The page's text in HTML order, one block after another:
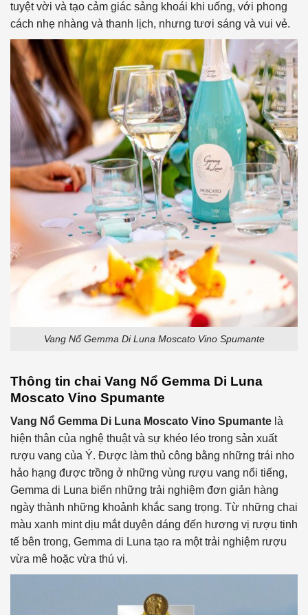
tuyệt vời và tạo cảm giác sảng khoái khi uống, với phong
cách nhẹ nhàng và thanh lịch, nhưng tươi sáng và vui vẻ.
Vang Nổ Gemma Di Luna Moscato Vino Spumante
Thông tin chai Vang Nổ Gemma Di Luna
Moscato Vino Spumante
Vang Nổ Gemma Di Luna Moscato Vino Spumante là
hiện thân của nghệ thuật và sự khéo léo trong sản xuất
rượu vang của Ý. Được làm thủ công bằng những trái nho
hảo hạng được trồng ở những vùng rượu vang nổi tiếng,
Gemma di Luna biến những trải nghiệm đơn giản hàng
ngày thành những khoảnh khắc sang trọng. Từ những chai
màu xanh mint dịu mắt duyên dáng đến hương vị rượu tinh
tế bên trong, Gemma di Luna tạo ra một trải nghiệm rượu
vừa mê hoặc vừa thú vị.